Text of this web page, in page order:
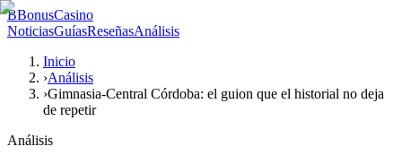
BBonusCasino
NoticiasGuíasReseñasAnálisis
Inicio
›Análisis
›Gimnasia-Central Córdoba: el guion que el historial no deja
de repetir
Análisis